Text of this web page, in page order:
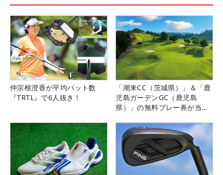
仲宗根澄香が平均パット数
『TRTL』で6人抜き！
「潮来CC（茨城県）」＆「鹿
児島ガーデンGC（鹿児島
県）」の無料プレー券が当た